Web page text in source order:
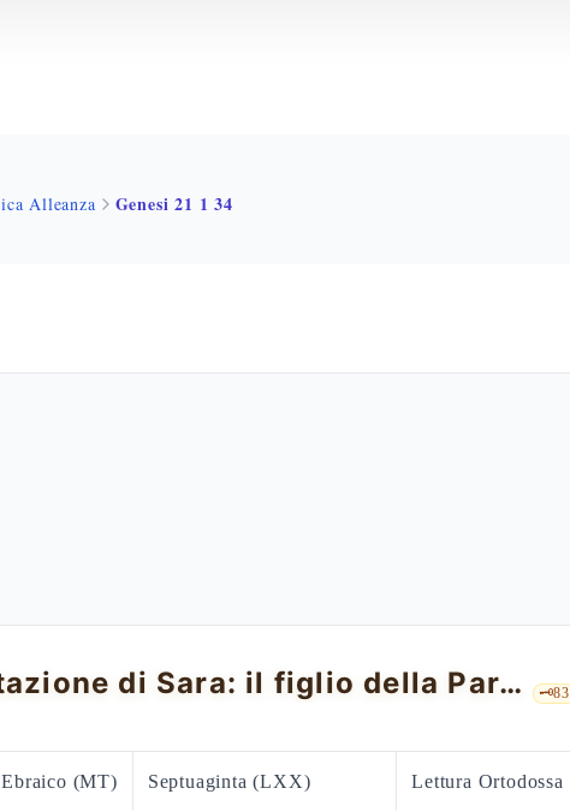
Alleanza Genesi 21 1 34
Genesi 21 — La Visitazione di Sara: il figlio della Parola promessa 🗝️83
Ebraico (MT) Septuaginta (LXX) Lettura Ortodossa